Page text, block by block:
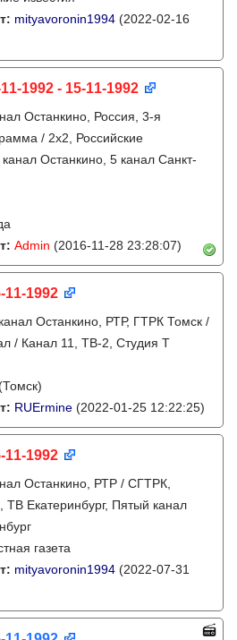
mityavoronin1994 (2022-02-16
1992 - 15-11-1992
Останкино, Россия, 3-я
/ 2x2, Российские
Останкино, 5 канал Санкт-
Admin (2016-11-28 23:28:07)
11-1992
Останкино, РТР, ГТРК Томск /
/ Канал 11, ТВ-2, Студия Т
RUErmine (2022-01-25 12:22:25)
11-1992
Останкино, РТР / СГТРК,
ТВ Екатеринбург, Пятый канал
газета
mityavoronin1994 (2022-07-31